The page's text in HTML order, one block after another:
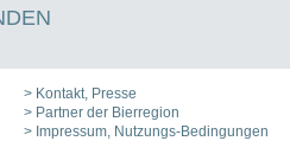
> Kontakt, Presse
> Partner der Bierregion
> Impressum, Nutzungs-Bedingungen